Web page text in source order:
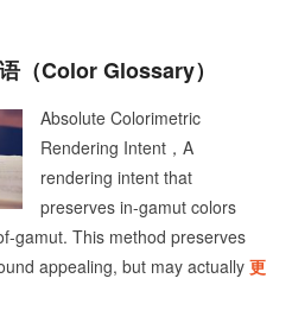
（Color Glossary）
Absolute Colorimetric
Rendering Intent，A
rendering intent that
preserves in-gamut colors
gamut. This method preserves
appealing, but may actually更